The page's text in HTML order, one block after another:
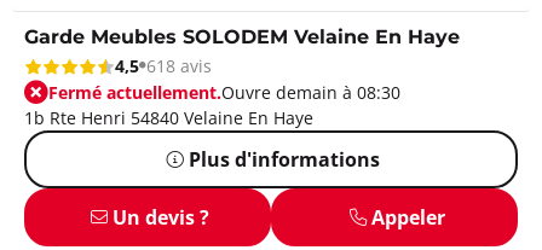
Garde Meubles SOLODEM Velaine En Haye
4,5 618 avis
Fermé actuellement.Ouvre demain à 08:30
1b Rte Henri 54840 Velaine En Haye
Plus d'informations
Un devis ? Appeler